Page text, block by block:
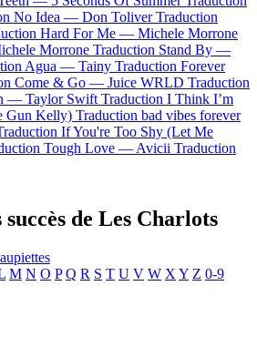
No Idea — Don Toliver Traduction
Hard For Me — Michele Morrone
Morrone Traduction Stand By —
Agua — Tainy Traduction Forever
Come & Go — Juice WRLD Traduction
— Taylor Swift Traduction I Think I’m
Gun Kelly) Traduction bad vibes forever
If You're Too Shy (Let Me
Tough Love — Avicii Traduction
de Les Charlots
M N O P Q R S T U V W X Y Z 0-9